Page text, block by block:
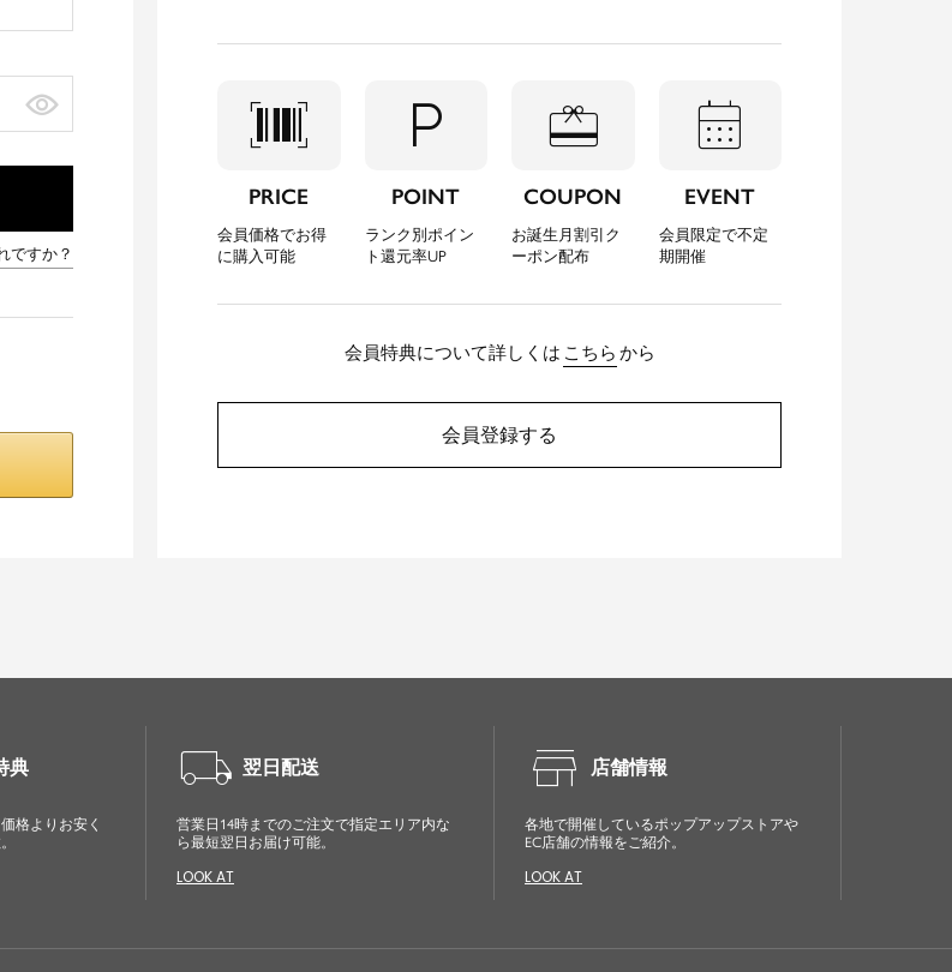
ですか？
barcode_scanner
PRICE
会員価格でお得
に購入可能
local_parking
POINT
ランク別ポイン
ト還元率UP
redeem
COUPON
お誕生月割引ク
ーポン配布
calendar_month
EVENT
会員限定で不定
期開催
会員特典について詳しくは こちら から
会員登録する
典
格よりお安く
local_shipping 翌日配送
営業日14時までのご注文で指定エリア内な
ら最短翌日お届け可能。
LOOK AT
store 店舗情報
各地で開催しているポップアップストアや
EC店舗の情報をご紹介。
LOOK AT